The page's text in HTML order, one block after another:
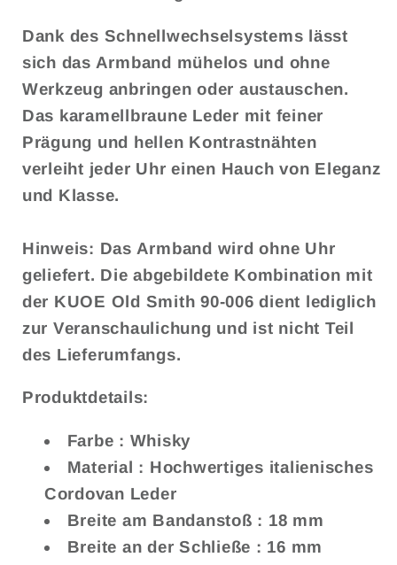
Dank des Schnellwechselsystems lässt
sich das Armband mühelos und ohne
Werkzeug anbringen oder austauschen.
Das karamellbraune Leder mit feiner
Prägung und hellen Kontrastnähten
verleiht jeder Uhr einen Hauch von Eleganz
und Klasse.
Hinweis: Das Armband wird ohne Uhr
geliefert. Die abgebildete Kombination mit
der KUOE Old Smith 90-006 dient lediglich
zur Veranschaulichung und ist nicht Teil
des Lieferumfangs.
Produktdetails:
Farbe : Whisky
Material : Hochwertiges italienisches
Cordovan Leder
Breite am Bandanstoß : 18 mm
Breite an der Schließe : 16 mm